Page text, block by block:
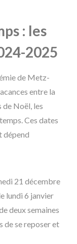
: les
2025
de Metz-
entre la
de Noël, les
Ces dates
dépend
21 décembre
lundi 6 janvier
deux semaines
de se reposer et